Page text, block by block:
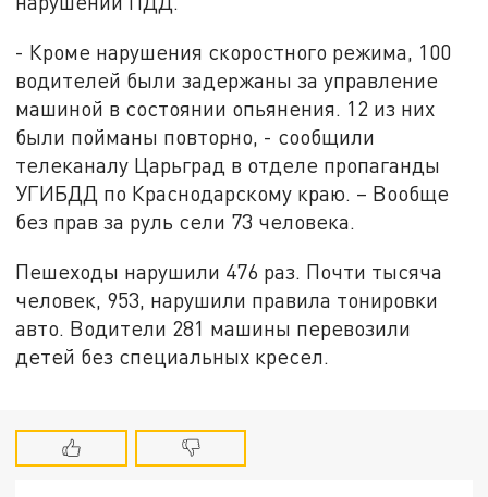
- Кроме нарушения скоростного режима, 100
водителей были задержаны за управление
машиной в состоянии опьянения. 12 из них
были пойманы повторно, - сообщили
телеканалу Царьград в отделе пропаганды
УГИБДД по Краснодарскому краю. – Вообще
без прав за руль сели 73 человека.
Пешеходы нарушили 476 раз. Почти тысяча
человек, 953, нарушили правила тонировки
авто. Водители 281 машины перевозили
детей без специальных кресел.